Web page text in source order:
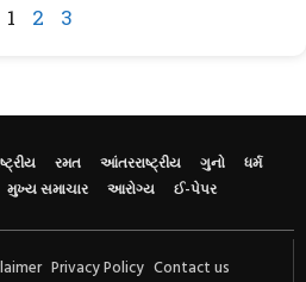
1 2 3
રમત આંતરરાષ્ટ્રીય ગુનો
ધર્મ
મુખ્ય સમાચાર આરોગ્ય ઈ-પેપર
Privacy Policy Contact us